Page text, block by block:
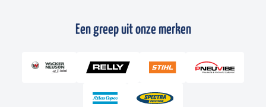
Een greep uit onze merken